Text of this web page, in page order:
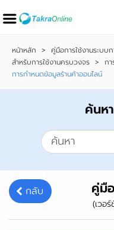
หน้าหลัก > คู่มือการใช้งานระบบ
สำหรับการใช้งานครบวงจร > ก
การกำหนดข้อมูลร้านค้าออนไลน์
ค้นห
กลับ คู่มื
(เวอ